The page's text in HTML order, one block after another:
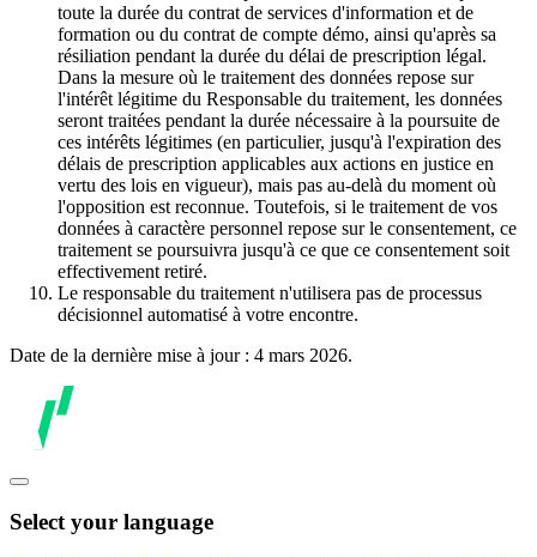
toute la durée du contrat de services d'information et de
formation ou du contrat de compte démo, ainsi qu'après sa
résiliation pendant la durée du délai de prescription légal.
Dans la mesure où le traitement des données repose sur
l'intérêt légitime du Responsable du traitement, les données
seront traitées pendant la durée nécessaire à la poursuite de
ces intérêts légitimes (en particulier, jusqu'à l'expiration des
délais de prescription applicables aux actions en justice en
vertu des lois en vigueur), mais pas au-delà du moment où
l'opposition est reconnue. Toutefois, si le traitement de vos
données à caractère personnel repose sur le consentement, ce
traitement se poursuivra jusqu'à ce que ce consentement soit
effectivement retiré.
Le responsable du traitement n'utilisera pas de processus
décisionnel automatisé à votre encontre.
Date de la dernière mise à jour : 4 mars 2026.
Select your language